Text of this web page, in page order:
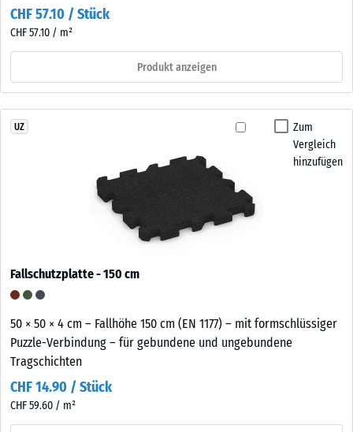
CHF 57.10 / Stück
CHF 57.10 / m²
Produkt anzeigen
Zum
Vergleich
hinzufügen
UZ
Fallschutzplatte - 150 cm
50 × 50 × 4 cm – Fallhöhe 150 cm (EN 1177) – mit formschlüssiger
Puzzle-Verbindung – für gebundene und ungebundene
Tragschichten
CHF 14.90 / Stück
CHF 59.60 / m²